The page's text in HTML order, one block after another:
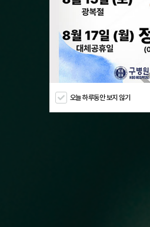
오늘 하루동안 보지 않기